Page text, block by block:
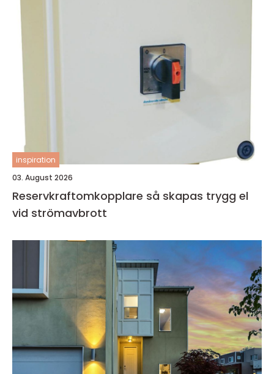
inspiration
03. August 2026
Reservkraftomkopplare så skapas trygg el
vid strömavbrott